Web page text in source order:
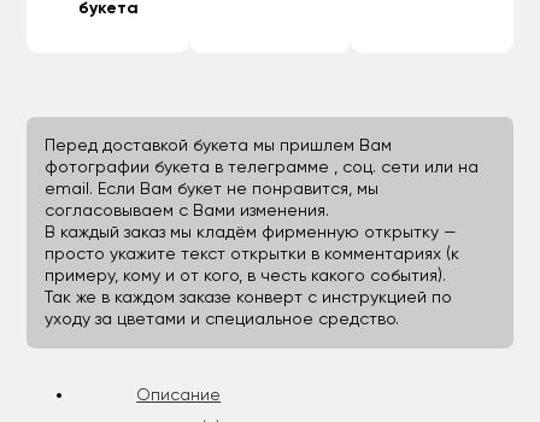
букета
Перед доставкой букета мы пришлем Вам
фотографии букета в телеграмме , соц. сети или на
email. Если Вам букет не понравится, мы
согласовываем с Вами изменения.
В каждый заказ мы кладём фирменную открытку —
просто укажите текст открытки в комментариях (к
примеру, кому и от кого, в честь какого события).
Так же в каждом заказе конверт с инструкцией по
уходу за цветами и специальное средство.
Описание